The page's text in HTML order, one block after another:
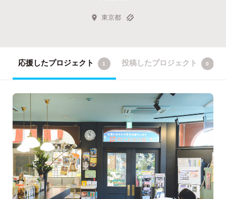
東京都
応援したプロジェクト 1 投稿したプロジェクト 0